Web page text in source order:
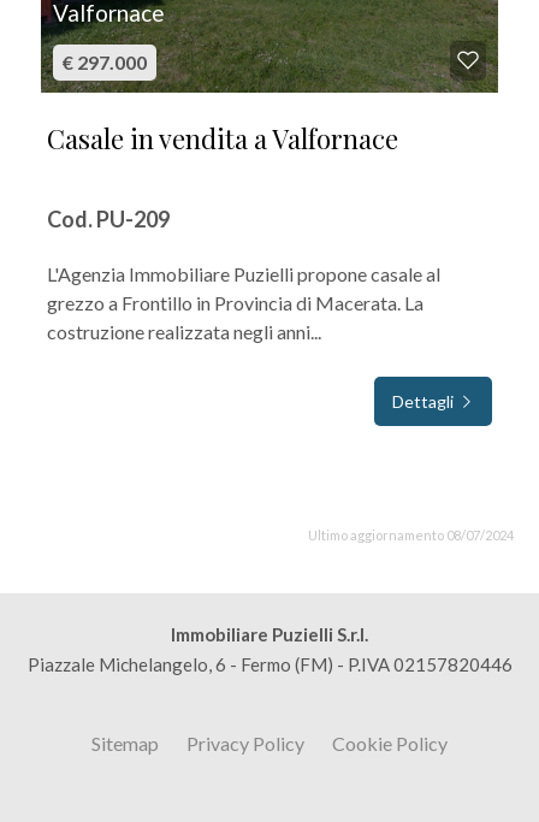
Valfornace
€ 297.000
Casale in vendita a Valfornace
Cod. PU-209
L'Agenzia Immobiliare Puzielli propone casale al
grezzo a Frontillo in Provincia di Macerata. La
costruzione realizzata negli anni...
Dettagli
Ultimo aggiornamento 08/07/2024
Immobiliare Puzielli S.r.l.
Piazzale Michelangelo, 6 - Fermo (FM) - P.IVA 02157820446
Sitemap Privacy Policy Cookie Policy